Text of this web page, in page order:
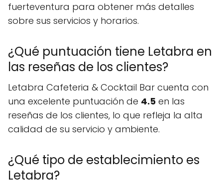
fuerteventura para obtener más detalles
sobre sus servicios y horarios.
¿Qué puntuación tiene Letabra en
las reseñas de los clientes?
Letabra Cafeteria & Cocktail Bar cuenta con
una excelente puntuación de 4.5 en las
reseñas de los clientes, lo que refleja la alta
calidad de su servicio y ambiente.
¿Qué tipo de establecimiento es
Letabra?